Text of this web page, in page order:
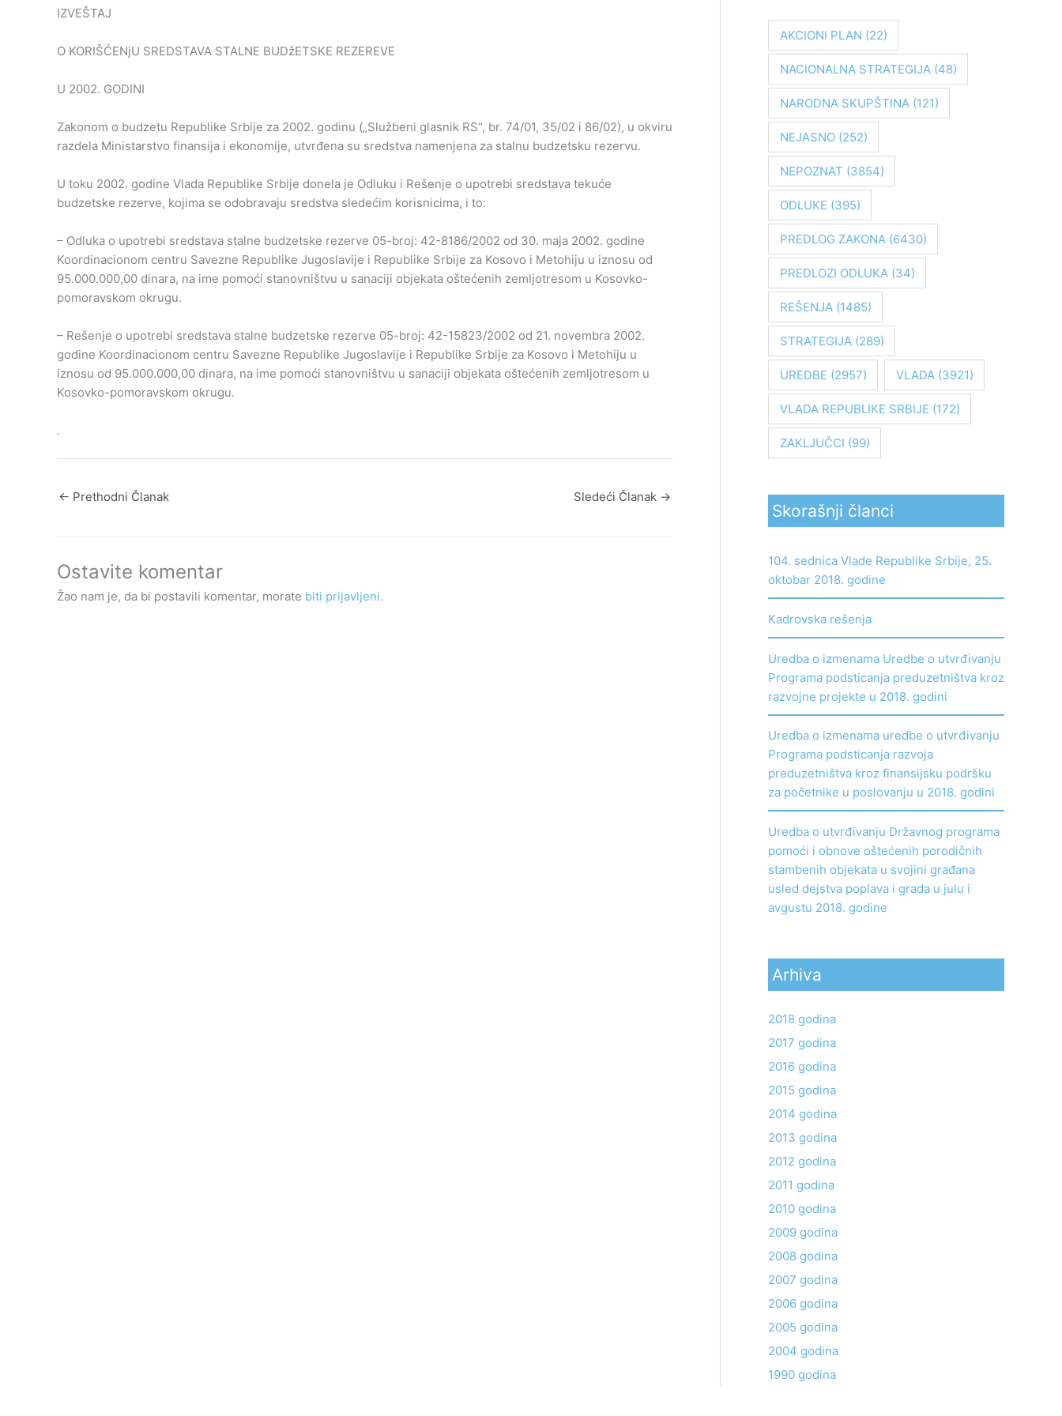
IZVEŠTAJ
O KORIŠĆENjU SREDSTAVA STALNE BUDžETSKE REZEREVE
U 2002. GODINI
Zakonom o budzetu Republike Srbije za 2002. godinu („Službeni glasnik RS“, br. 74/01, 35/02 i 86/02), u okviru
razdela Ministarstvo finansija i ekonomije, utvrđena su sredstva namenjena za stalnu budzetsku rezervu.
U toku 2002. godine Vlada Republike Srbije donela je Odluku i Rešenje o upotrebi sredstava tekuće
budzetske rezerve, kojima se odobravaju sredstva sledećim korisnicima, i to:
– Odluka o upotrebi sredstava stalne budzetske rezerve 05-broj: 42-8186/2002 od 30. maja 2002. godine
Koordinacionom centru Savezne Republike Jugoslavije i Republike Srbije za Kosovo i Metohiju u iznosu od
95.000.000,00 dinara, na ime pomoći stanovništvu u sanaciji objekata oštećenih zemljotresom u Kosovko-
pomoravskom okrugu.
– Rešenje o upotrebi sredstava stalne budzetske rezerve 05-broj: 42-15823/2002 od 21. novembra 2002.
godine Koordinacionom centru Savezne Republike Jugoslavije i Republike Srbije za Kosovo i Metohiju u
iznosu od 95.000.000,00 dinara, na ime pomoći stanovništvu u sanaciji objekata oštećenih zemljotresom u
Kosovko-pomoravskom okrugu.
.
← Prethodni Članak Sledeći Članak →
Ostavite komentar
Žao nam je, da bi postavili komentar, morate biti prijavljeni.
g
a
:
AKCIONI PLAN (22)
NACIONALNA STRATEGIJA(48)
NARODNA SKUPŠTINA(121)
NEJASNO(252)
NEPOZNAT (3854)
ODLUKE (395)
PREDLOG ZAKONA(6430)
PREDLOZI ODLUKA(34)
REŠENJA(1485)
STRATEGIJA(289)
UREDBE (2957) VLADA(3921)
VLADA REPUBLIKE SRBIJE (172)
ZAKLJUČCI (99)
Skorašnji članci
104. sednica Vlade Republike Srbije, 25.
oktobar 2018. godine
Kadrovska rešenja
Uredba o izmenama Uredbe o utvrđivanju
Programa podsticanja preduzetništva kroz
razvojne projekte u 2018. godini
Uredba o izmenama uredbe o utvrđivanju
Programa podsticanja razvoja
preduzetništva kroz finansijsku podršku
za početnike u poslovanju u 2018. godini
Uredba o utvrđivanju Državnog programa
pomoći i obnove oštećenih porodičnih
stambenih objekata u svojini građana
usled dejstva poplava i grada u julu i
avgustu 2018. godine
Arhiva
2018 godina
2017 godina
2016 godina
2015 godina
2014 godina
2013 godina
2012 godina
2011 godina
2010 godina
2009 godina
2008 godina
2007 godina
2006 godina
2005 godina
2004 godina
1990 godina